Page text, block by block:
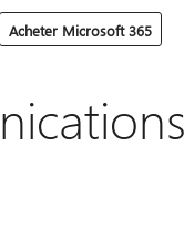
Acheter Microsoft 365